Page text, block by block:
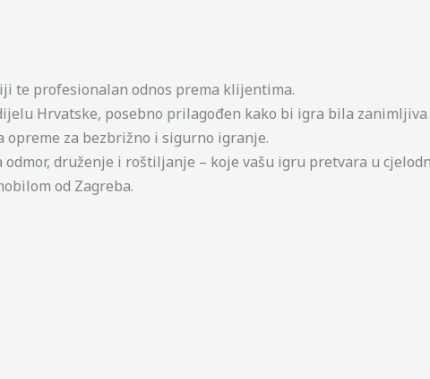
te profesionalan odnos prema klijentima.
Hrvatske, posebno prilagođen kako bi igra bila
za bezbrižno i sigurno igranje.
druženje i roštiljanje – koje vašu igru pretvara u
od Zagreba.